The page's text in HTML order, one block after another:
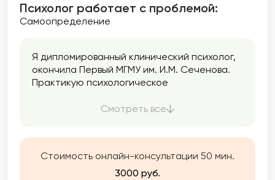
Психолог работает с проблемой:
Самоопределение
Я дипломированный клинический психолог,
окончила Первый МГМУ им. И.М. Сеченова.
Практикую психологическое
года при поддержке супервизора и
и психодраме.
Смотреть все
Стоимость онлайн-консультации 50 мин.
3000 руб.